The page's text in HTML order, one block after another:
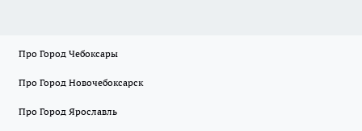
Про Город Чебоксары
Про Город Новочебоксарск
Про Город Ярославль